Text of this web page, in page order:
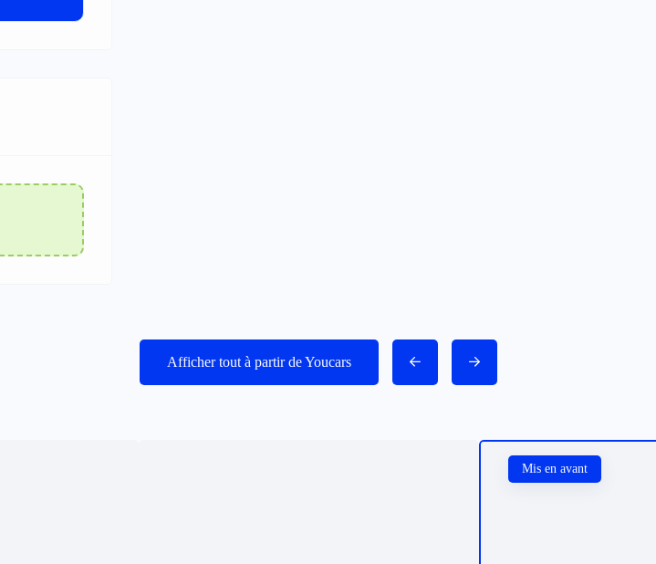
Afficher tout à partir de Youcars
Mis en avant